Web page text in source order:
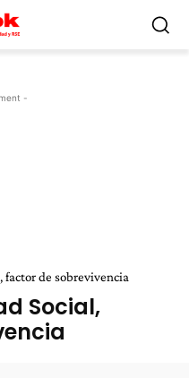
-
factor de sobrevivencia
Social,